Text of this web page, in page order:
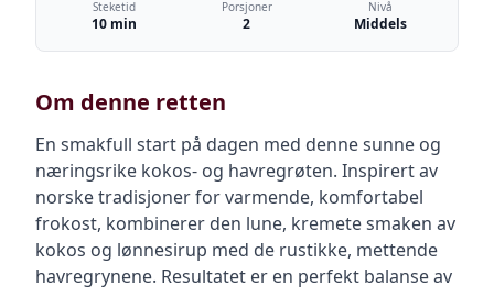
Steketid
10 min
Porsjoner
2
Nivå
Middels
Om denne retten
En smakfull start på dagen med denne sunne og
næringsrike kokos- og havregrøten. Inspirert av
norske tradisjoner for varmende, komfortabel
frokost, kombinerer den lune, kremete smaken av
kokos og lønnesirup med de rustikke, mettende
havregrynene. Resultatet er en perfekt balanse av